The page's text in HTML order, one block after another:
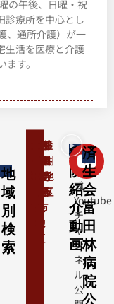
の午後、日曜・祝
診療所を中心とし
、通所介護）が一
生活を医療と介護
す。
地
域
別
検
索
奈
良
県
生
駒
市
富
田
林
中
央
地
区
川
西
地
区
河
内
長
野
市
河
南
地
区
羽
曳
野
市
藤
井
寺
市
金
剛
地
区
病
院
紹
介
動
画
＼
公
式
Youtube
チ
ャ
ン
ネ
ル
公
済
生
会
富
田
林
病
院
公